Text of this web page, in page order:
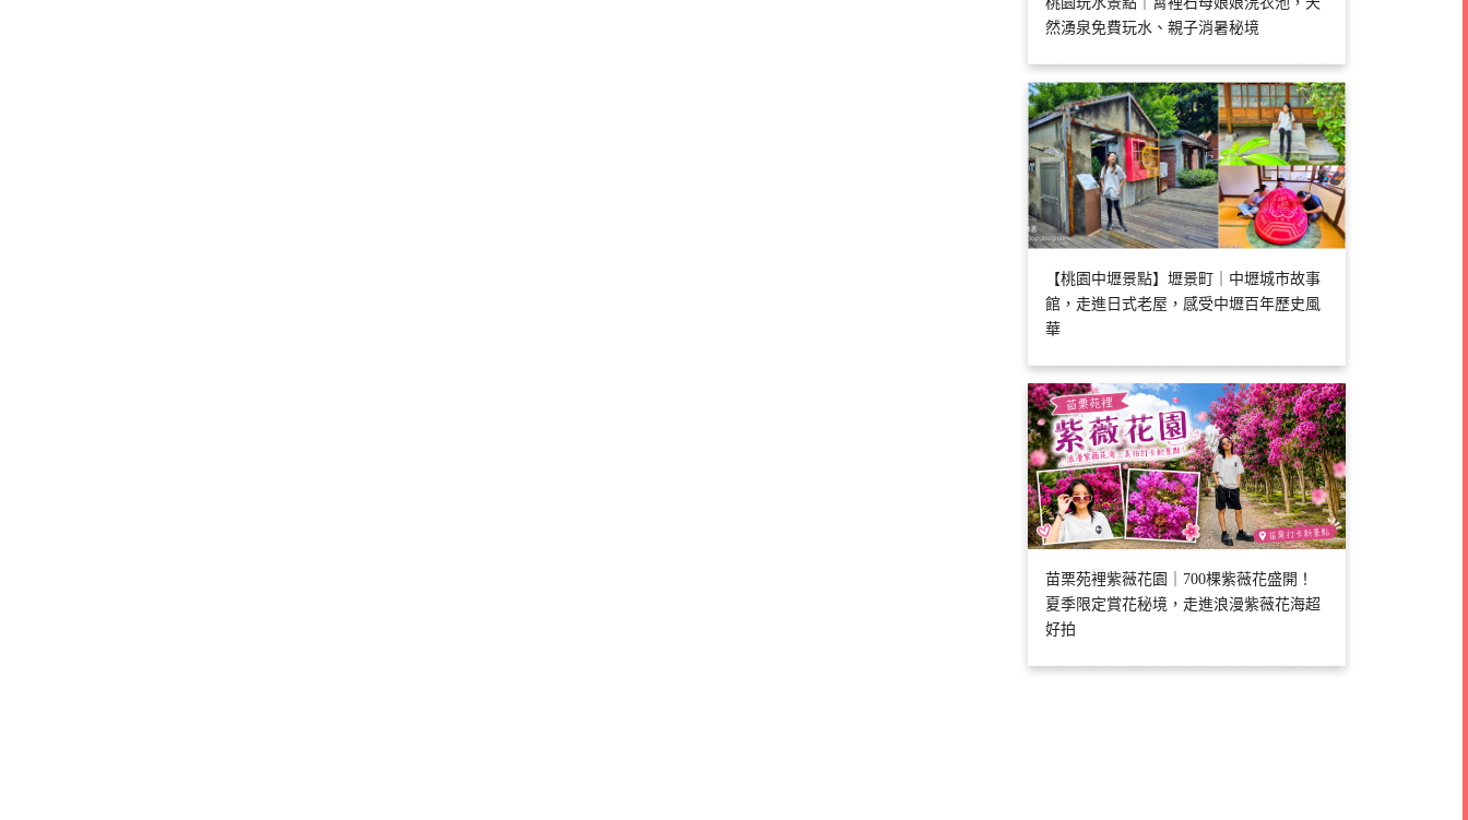
然湧泉免費玩水、親子消暑秘境
【桃園中壢景點】壢景町｜中壢城市故事
館，走進日式老屋，感受中壢百年歷史風
華
苗栗苑裡紫薇花園｜700棵紫薇花盛開！
夏季限定賞花秘境，走進浪漫紫薇花海超
好拍